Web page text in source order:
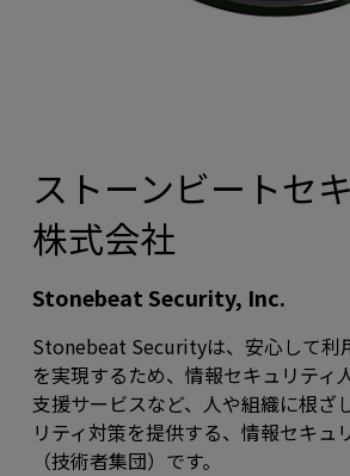
ストーンビートセ
株式会社
Stonebeat Security, Inc.
Stonebeat Securityは、安心して利
を実現するため、情報セキュリティ
支援サービスなど、人や組織に根ざ
リティ対策を提供する、情報セキュ
（技術者集団）です。